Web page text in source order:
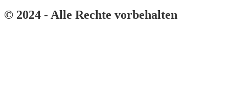
© 2024 - Alle Rechte vorbehalten